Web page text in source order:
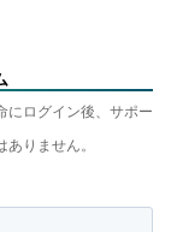
にログイン後、サポー
りません。